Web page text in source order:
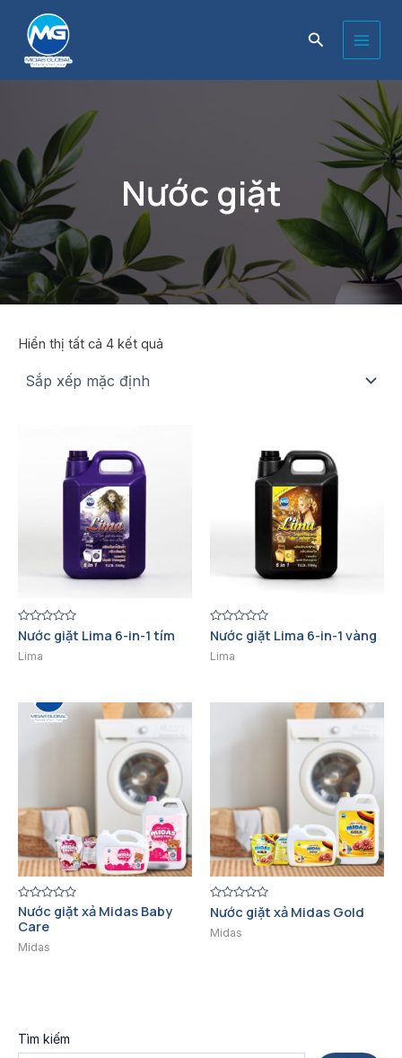
dung
Tìm
kiếm
Main
Menu
Nước giặt
Hiển thị tất cả 4 kết quả
Được
xếp
hạng
0
Nước giặt Lima 6-in-1 tím
Lima
Được
xếp
hạng
0
Nước giặt Lima 6-in-1 vàng
Lima
Được
xếp
hạng
0
5
Nước giặt xả Midas Baby
Care
Midas
Được
xếp
hạng
Nước giặt xả Midas Gold
Midas
Tìm kiếm